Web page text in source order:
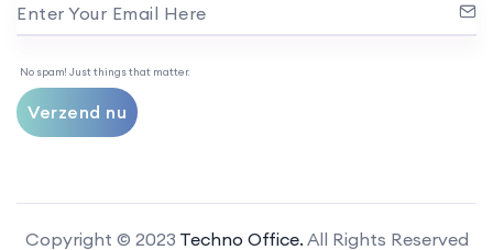
Enter Your Email Here
No spam! Just things that matter.
Verzend nu
Copyright © 2023 Techno Office. All Rights Reserved